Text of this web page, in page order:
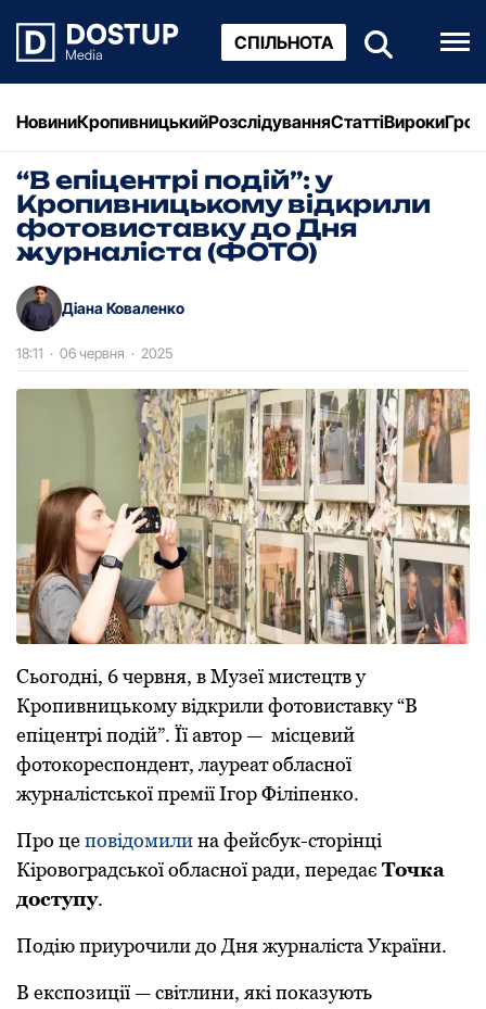
СПІЛЬНОТА
НовиниКропивницькийРозслідуванняСтаттіВироки
“В епіцентрі подій”: у
Кропивницькому відкрили
фотовиставку до Дня
журналіста (ФОТО)
Діана Коваленко
18:11 · 06 червня · 2025
Сьогодні, 6 червня, в Музеї мистецтв у
Кропивницькому відкрили фотовиставку “В
епіцентрі подій”. Її автор — місцевий
фотокореспондент, лауреат обласної
журналістської премії Ігор Філіпенко.
Про цеповідомилина фейсбук-сторінці
Кіровоградської обласної ради, передає Точка
доступу.
Подію приурочили до Дня журналіста України.
В експозиції — світлини, які показують